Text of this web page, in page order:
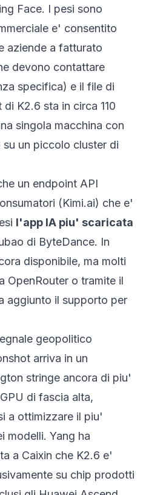
Face. I pesi sono
e' consentito
aziende a fatturato
devono contattare
specifica) e il file di
K2.6 sta in circa 110
singola macchina con
un piccolo cluster di
un endpoint API
(Kimi.ai) che e'
l'app IA piu' scaricata
di ByteDance. In
disponibile, ma molti
OpenRouter o tramite il
aggiunto il supporto per
geopolitico
arriva in un
stringe ancora di piu'
di fascia alta,
a ottimizzare il piu'
modelli. Yang ha
a Caixin che K2.6 e'
su chip prodotti